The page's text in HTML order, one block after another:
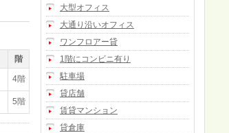
階
4階
5階
大型オフィス
大通り沿いオフィス
ワンフロアー貸
1階にコンビニ有り
駐車場
貸店舗
賃貸マンション
貸倉庫